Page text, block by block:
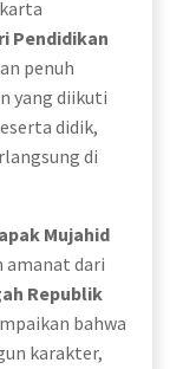
Pendidikan
penuh
yang diikuti
didik,
di
Mujahid
amanat dari
Republik
bahwa
karakter,